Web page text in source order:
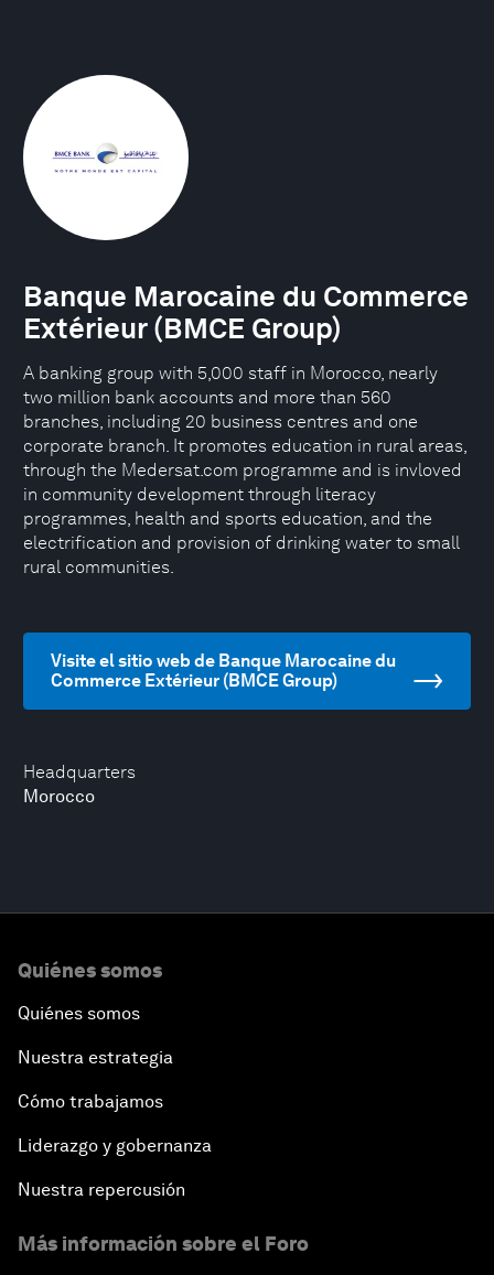
Headquarters
Morocco
Banque Marocaine du Commerce
Extérieur (BMCE Group)
A banking group with 5,000 staff in Morocco, nearly
two million bank accounts and more than 560
branches, including 20 business centres and one
corporate branch. It promotes education in rural areas,
through the Medersat.com programme and is invloved
in community development through literacy
programmes, health and sports education, and the
electrification and provision of drinking water to small
rural communities.
Visite el sitio web de Banque Marocaine du
Commerce Extérieur (BMCE Group)
Quiénes somos
Quiénes somos
Nuestra estrategia
Cómo trabajamos
Liderazgo y gobernanza
Nuestra repercusión
Más información sobre el Foro